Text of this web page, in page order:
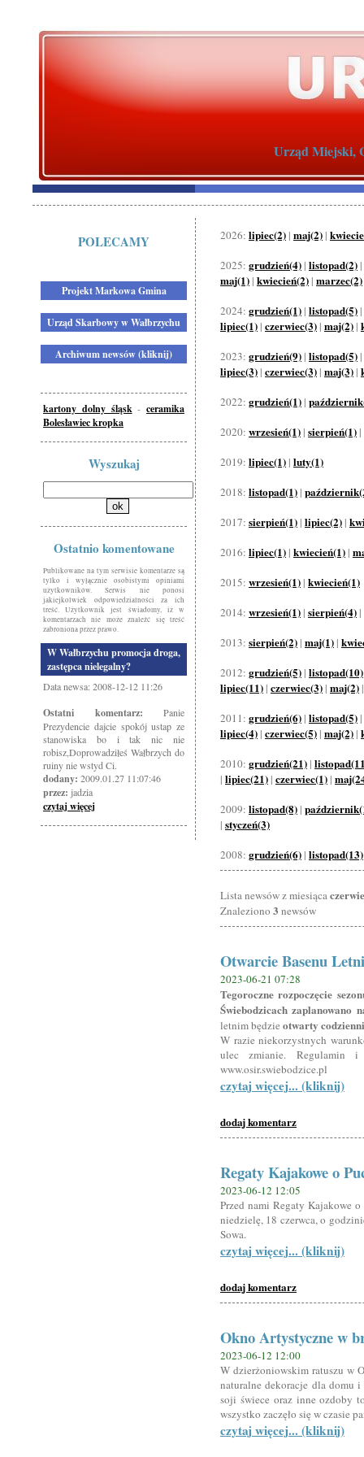
Urząd Miejski,
POLECAMY
Projekt Markowa Gmina
Urząd Skarbowy w Wałbrzychu
Archiwum newsów (kliknij)
kartony dolny śląsk - ceramika
Bolesławiec kropka
Wyszukaj
Ostatnio komentowane
Publikowane na tym serwisie komentarze są
tylko i wyłącznie osobistymi opiniami
użytkowników. Serwis nie ponosi
jakiejkolwiek odpowiedzialności za ich
treść. Użytkownik jest świadomy, iż w
komentarzach nie może znaleźć się treść
zabroniona przez prawo.
W Wałbrzychu promocja droga,
zastępca nielegalny?
Data newsa: 2008-12-12 11:26
Ostatni komentarz: Panie
Prezydencie dajcie spokój ustap ze
stanowiska bo i tak nic nie
robisz,Doprowadziłeś Wałbrzych do
ruiny nie wstyd Ci.
dodany: 2009.01.27 11:07:46
przez: jadzia
czytaj więcej
2026: lipiec(2) | maj(2) |
2025: grudzień(4) | listopad(2) |
maj(1) | kwiecień(2) | marzec(2)
2024: grudzień(1) | listopad(5) |
lipiec(1) | czerwiec(3) | maj(2) |
2023: grudzień(9) | listopad(5) |
lipiec(3) | czerwiec(3) | maj(3) |
2022: grudzień(1) |
2020: wrzesień(1) | sierpień(1) |
2019: lipiec(1) | luty(1)
2018: listopad(1) |
2017: sierpień(1) | lipiec(2) |
2016: lipiec(1) | kwiecień(1) |
2015: wrzesień(1) | kwiecień(1)
2014: wrzesień(1) | sierpień(4) |
2013: sierpień(2) | maj(1) |
2012: grudzień(5) | listopad(10)
lipiec(11) | czerwiec(3) | maj(2)
2011: grudzień(6) | listopad(5) |
lipiec(4) | czerwiec(5) | maj(2) |
2010: grudzień(21) |
| lipiec(21) | czerwiec(1) |
2009: listopad(8) |
| styczeń(3)
2008: grudzień(6) | listopad(13)
Lista newsów z miesiąca
Znaleziono 3 newsów
Otwarcie Basenu
2023-06-21 07:28
Tegoroczne rozpoczęcie
Świebodzicach zaplanowano
letnim będzie otwarty
W razie niekorzystnych
ulec zmianie. Regulamin
www.osir.swiebodzice.pl
czytaj więcej... (kliknij)
dodaj komentarz
Regaty Kajakowe o
2023-06-12 12:05
Przed nami Regaty Kajakowe
niedzielę, 18 czerwca, o
Sowa.
czytaj więcej... (kliknij)
dodaj komentarz
Okno Artystyczne w
2023-06-12 12:00
W dzierżoniowskim ratuszu w
naturalne dekoracje dla domu
soji świece oraz inne ozdoby
wszystko zaczęło się w czasie
czytaj więcej... (kliknij)